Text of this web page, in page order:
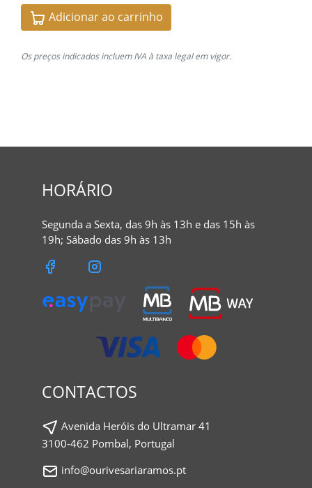
Adicionar ao carrinho
Os preços indicados incluem IVA à taxa legal em vigor.
HORÁRIO
Segunda a Sexta, das 9h às 13h e das 15h às
19h; Sábado das 9h às 13h
CONTACTOS
Avenida Heróis do Ultramar 41
3100-462 Pombal, Portugal
info@ourivesariaramos.pt